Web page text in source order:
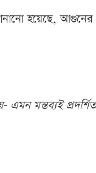
হয়েছে,
মন্তব্যই